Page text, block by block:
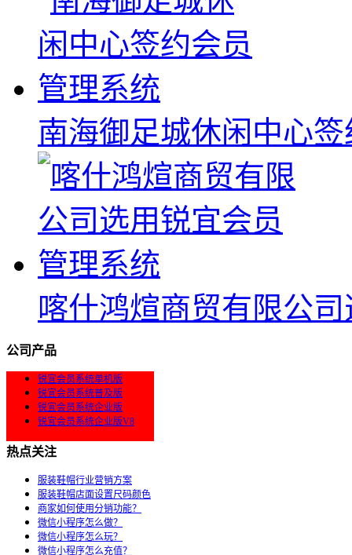
南海御足城休闲中心
喀什鸿煊商贸有限公
公司产品
锐宜会员系统单机版
锐宜会员系统普及版
锐宜会员系统企业版
锐宜会员系统企业版V8
热点关注
服装鞋帽行业营销方案
服装鞋帽店面设置尺码颜色
商家如何使用分销功能？
微信小程序怎么做？
微信小程序怎么玩？
微信小程序怎么充值？